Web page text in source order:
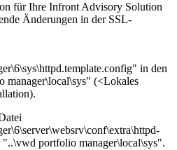
für Ihre Infront Advisory Solution
Änderungen in der SSL-
in den
manager\local\sys" (<Lokales
portfolio manager\local\sys".